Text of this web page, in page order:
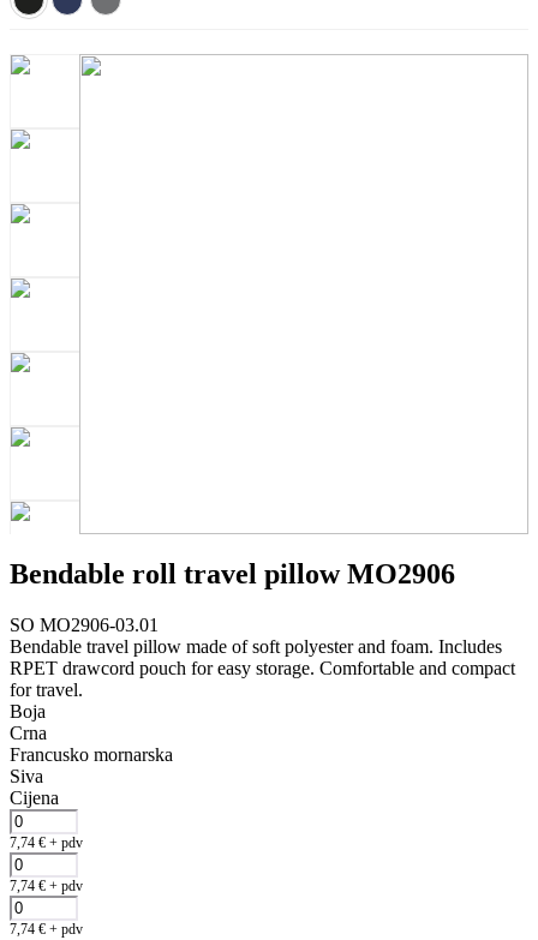
Bendable roll travel pillow MO2906
SO MO2906-03.01
Bendable travel pillow made of soft polyester and foam. Includes
RPET drawcord pouch for easy storage. Comfortable and compact
for travel.
Boja
Crna
Francusko mornarska
Siva
Cijena
7,74 € + pdv
7,74 € + pdv
7,74 € + pdv